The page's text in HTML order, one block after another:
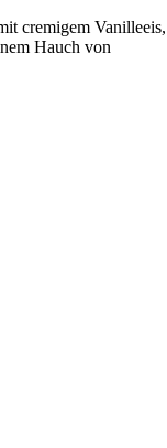
cremigem Vanilleeis,
Hauch von